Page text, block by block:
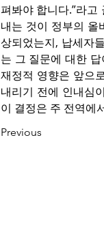
펴봐야 합니다.”라
내는 것이 정부의 올
상되었는지, 납세자
는 그 질문에 대한 답
재정적 영향은 앞으
내리기 전에 인내심
이 결정은 주 전역에
Previous